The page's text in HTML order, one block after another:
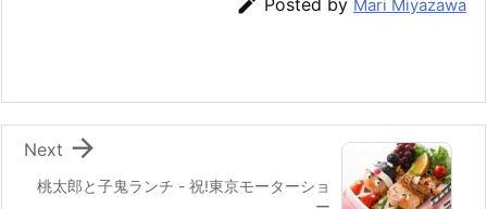
o
k
a
Mari Miyazawa
桃太郎と子鬼ランチ - 祝!東京モーターショ

Next